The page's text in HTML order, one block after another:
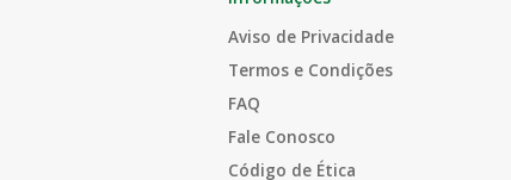
Aviso de Privacidade
Termos e Condições
FAQ
Fale Conosco
Código de Ética